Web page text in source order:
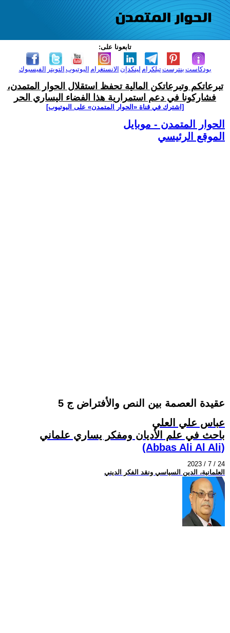
تابعونا على:
الفيسبوك التويتر اليوتيوب الانستغرام لينكدإن تيلكرامبنترست بودكاست
تبرعاتكم وتبرعاتكن المالية تحفظ استقلال الحوار المتمدن،
فشاركونا في دعم استمرارية هذا الفضاء اليساري الحر
[اشترك في قناة ‫«الحوار المتمدن» على اليوتيوب]
الحوار المتمدن - موبايل
الموقع الرئيسي
عقيدة العصمة بين النص والأفتراض ج 5
عباس علي العلي
باحث في علم الأديان ومفكر يساري علماني
(Abbas Ali Al Ali)
2023 / 7 / 24
العلمانية، الدين السياسي ونقد الفكر الديني